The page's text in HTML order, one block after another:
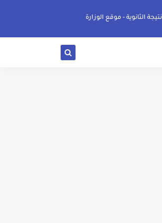
نتيجة الثانوية - موقع الوزارة